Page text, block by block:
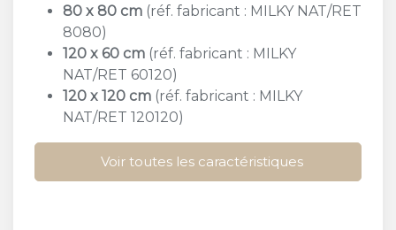
80 x 80 cm (réf. fabricant : MILKY NAT/RET
8080)
120 x 60 cm (réf. fabricant : MILKY
NAT/RET 60120)
120 x 120 cm (réf. fabricant : MILKY
NAT/RET 120120)
Voir toutes les caractéristiques